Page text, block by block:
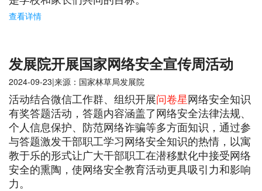
查看详情
发展院开展国家网络安全宣传周活动
2024-09-23|来源：国家林草局发展院
活动结合微信工作群、组织开展问卷星网络安全知识
有奖答题活动，答题内容涵盖了网络安全法律法规、
个人信息保护、防范网络诈骗等多方面知识，通过参
与答题激发干部职工学习网络安全知识的热情，以寓
教于乐的形式让广大干部职工在潜移默化中接受网络
安全的熏陶，使网络安全教育活动更具吸引力和影响
力。